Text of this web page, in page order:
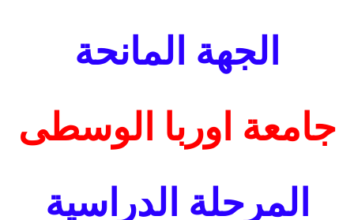
الجهة المانحة
جامعة اوربا الوسطى
المرحلة الدراسية